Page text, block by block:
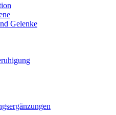
und Nebenwirkungen lesen
Sie Ihren Arzt oder Apotheker.
nicht überschreiten. Für
Gelenke